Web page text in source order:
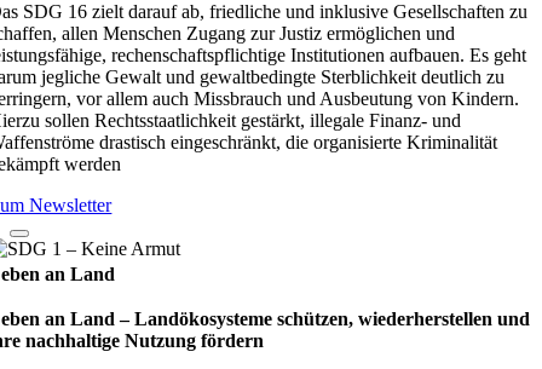
SDG 16 zielt darauf ab, friedliche und inklusive Gesellschaften zu
allen Menschen Zugang zur Justiz ermöglichen und
rechenschaftspflichtige Institutionen aufbauen. Es geht
jegliche Gewalt und gewaltbedingte Sterblichkeit deutlich zu
vor allem auch Missbrauch und Ausbeutung von Kindern.
sollen Rechtsstaatlichkeit gestärkt, illegale Finanz- und
drastisch eingeschränkt, die organisierte Kriminalität
werden
Newsletter
an Land
an Land – Lan­d­öko­sys­teme schüt­zen, wie­der­her­stel­len und
nach­hal­tige Nut­zung för­dern